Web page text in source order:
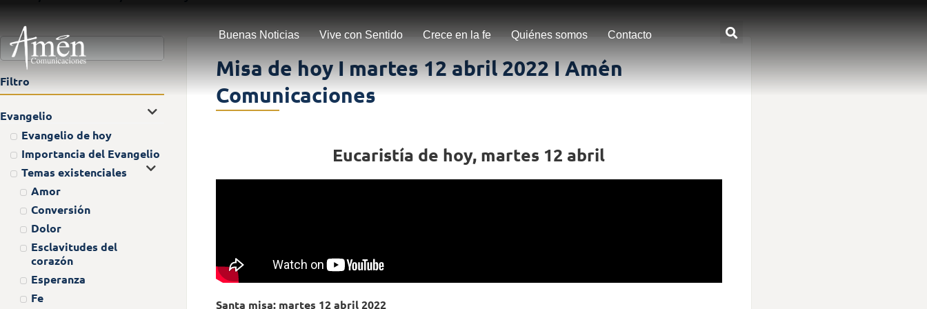
Buenas Noticias Vive con Sentido Crece en la fe Quiénes somos Contacto
Filtro
Evangelio
Evangelio de hoy
Importancia del Evangelio
Temas existenciales
Amor
Conversión
Dolor
Esclavitudes del
corazón
Esperanza
Fe
Misa de hoy I martes 12 abril 2022 I Amén
Comunicaciones
Eucaristía de hoy, martes 12 abril
Santa misa: martes 12 abril 2022